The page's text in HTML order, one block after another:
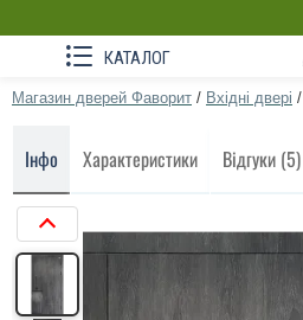
КАТАЛОГ
Магазин дверей Фаворит / Вхідні двері /
Інфо Характеристики Відгуки (5)